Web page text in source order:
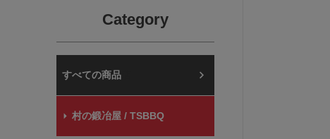
Category
村の鍛冶屋本店
村の鍛冶屋 / TSBBQ